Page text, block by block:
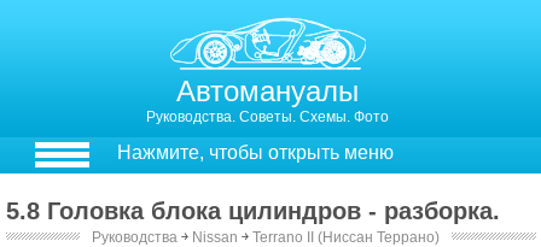
Автомануалы
Руководства. Советы. Схемы. Фото
Нажмите, чтобы открыть меню
5.8 Головка блока цилиндров - разборка.
Руководства ￫ Nissan ￫ Terrano II (Ниссан Террано)